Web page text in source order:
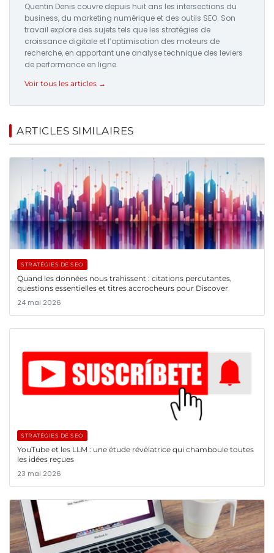
Quentin Denis couvre depuis huit ans les intersections du
business, du marketing numérique et des outils SEO. Son
travail explore des sujets tels que les stratégies de
croissance digitale et l’optimisation des moteurs de
recherche, en apportant une analyse technique des leviers
de performance en ligne.
Voir tous les articles →
ARTICLES SIMILAIRES
STRATÉGIES DE SEO
Quand les données nous trahissent : citations percutantes,
questions essentielles et titres accrocheurs pour Discover
24 mai 2026
STRATÉGIES DE SEO
YouTube et les LLM : une étude révélatrice qui chamboule toutes
les idées reçues
23 mai 2026